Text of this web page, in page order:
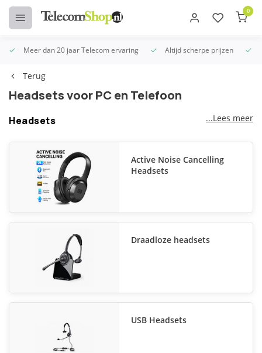
0
Meer dan 20 jaar Telecom ervaring Altijd scherpe prijzen
Terug
Headsets voor PC en Telefoon
Headsets
Een headset is een koptelefoon met een microfoon, die in de
meest uiteenlopende situaties te zien is. Het is bijvoorbeeld
een populaire tool voor game-doeleinden. In de professionele
die vaak rumoerig zijn. Callcenters zijn een voorbeeld, maar
we zien ze ook steeds vaker op flexibele werkplekken. We
vonden ze zelfs met het openbaar vervoer. Stijlvol en handig.
...Lees meer
Active Noise Cancelling
Headsets
Draadloze headsets
USB Headsets